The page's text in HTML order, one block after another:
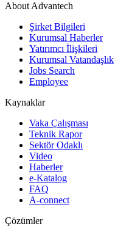
About Advantech
Şirket Bilgileri
Kurumsal Haberler
Yatırımcı İlişkileri
Kurumsal Vatandaşlık
Jobs Search
Employee
Kaynaklar
Vaka Çalışması
Teknik Rapor
Sektör Odaklı
Video
Haberler
e-Katalog
FAQ
A-connect
Çözümler